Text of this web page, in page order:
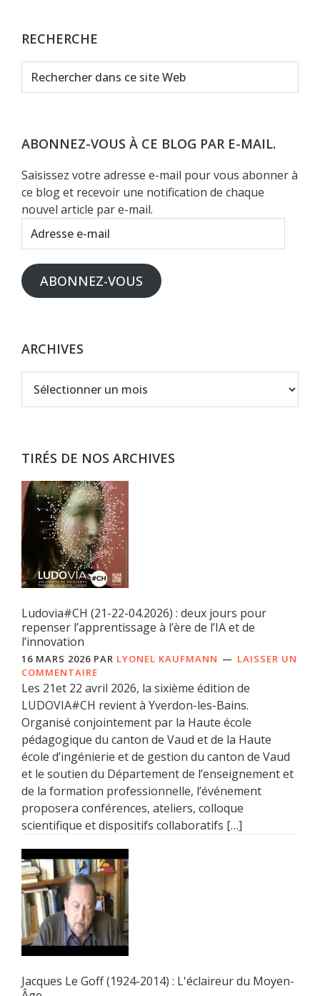
RECHERCHE
Rechercher
dans
Web
ABONNEZ-VOUS À CE BLOG PAR E-MAIL.
Saisissez votre adresse e-mail pour vous abonner à
ce blog et recevoir une notification de chaque
nouvel article par e-mail.
Adresse
e-
mail
ABONNEZ-VOUS
ARCHIVES
TIRÉS DE NOS ARCHIVES
Ludovia#CH (21-22-04.2026) : deux jours pour
repenser l’apprentissage à l’ère de l’IA et de
l’innovation
16 MARS 2026 PAR LYONEL KAUFMANN
LAISSER UN
COMMENTAIRE
Les 21et 22 avril 2026, la sixième édition de
LUDOVIA#CH revient à Yverdon-les-Bains.
Organisé conjointement par la Haute école
pédagogique du canton de Vaud et de la Haute
école d’ingénierie et de gestion du canton de Vaud
et le soutien du Département de l’enseignement et
de la formation professionnelle, l’événement
proposera conférences, ateliers, colloque
scientifique et dispositifs collaboratifs […]
Jacques Le Goff (1924-2014) : L'éclaireur du Moyen-